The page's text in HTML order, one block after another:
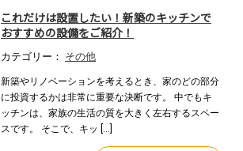
これだけは設置したい！新築のキッチンで
おすすめの設備をご紹介！
カテゴリー： その他
新築やリノベーションを考えるとき、家のどの部分
に投資するかは非常に重要な決断です。 中でもキ
ッチンは、家族の生活の質を大きく左右するスペー
スです。 そこで、キッ […]